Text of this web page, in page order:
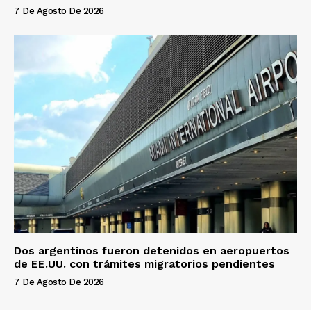
7 De Agosto De 2026
Dos argentinos fueron detenidos en aeropuertos
de EE.UU. con trámites migratorios pendientes
7 De Agosto De 2026